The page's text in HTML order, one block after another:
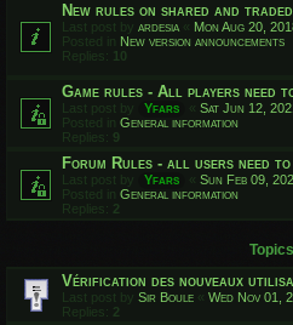
New rules on shared and
Last post by ardesia « Mon Aug 20,
Posted in New version announcements
Replies: 10
Game rules - All players need
Last post by Yfars « Sat Jun 12,
Posted in General information
Replies: 9
Forum Rules - all users need
Last post by Yfars « Sun Feb 09,
Posted in General information
Replies: 2
Topics
Vérification des nouveaux
Last post by Sir Boule « Wed Nov 01,
Replies: 2